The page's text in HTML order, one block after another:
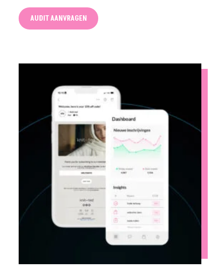
AUDIT AANVRAGEN